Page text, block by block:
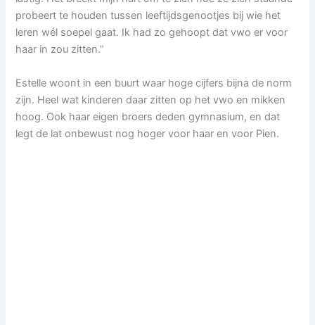
probeert te houden tussen leeftijdsgenootjes bij wie het
leren wél soepel gaat. Ik had zo gehoopt dat vwo er voor
haar in zou zitten.”
Estelle woont in een buurt waar hoge cijfers bijna de norm
zijn. Heel wat kinderen daar zitten op het vwo en mikken
hoog. Ook haar eigen broers deden gymnasium, en dat
legt de lat onbewust nog hoger voor haar en voor Pien.